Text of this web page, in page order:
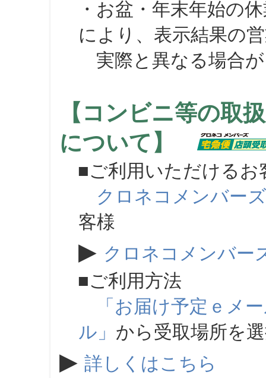
・お盆・年末年始の
により、表示結果の
実際と異なる場合が
【コンビニ等の取
について】
■ご利用いただけるお
クロネコメンバーズ
客様
▶ クロネコメンバー
■ご利用方法
「お届け予定ｅメ
ル」 から受取場所を
▶ 詳しくはこちら